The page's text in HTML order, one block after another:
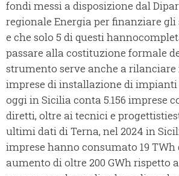
fondi messi a disposizione dal
regionale Energia per finanziare
e che solo 5 di questi
passare alla costituzione formale
strumento serve anche a rilanciare
imprese di installazione di
oggi in Sicilia conta 5.156 imprese
diretti, oltre ai tecnici e
ultimi dati di Terna, nel 2024 in
imprese hanno consumato 19
aumento di oltre 200 GWh rispetto